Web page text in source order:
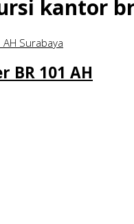
kantor
101 AH